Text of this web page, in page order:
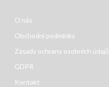
O nás
Obchodní podmínky
Zásady ochrany osobních údajů
GDPR
Kontakt